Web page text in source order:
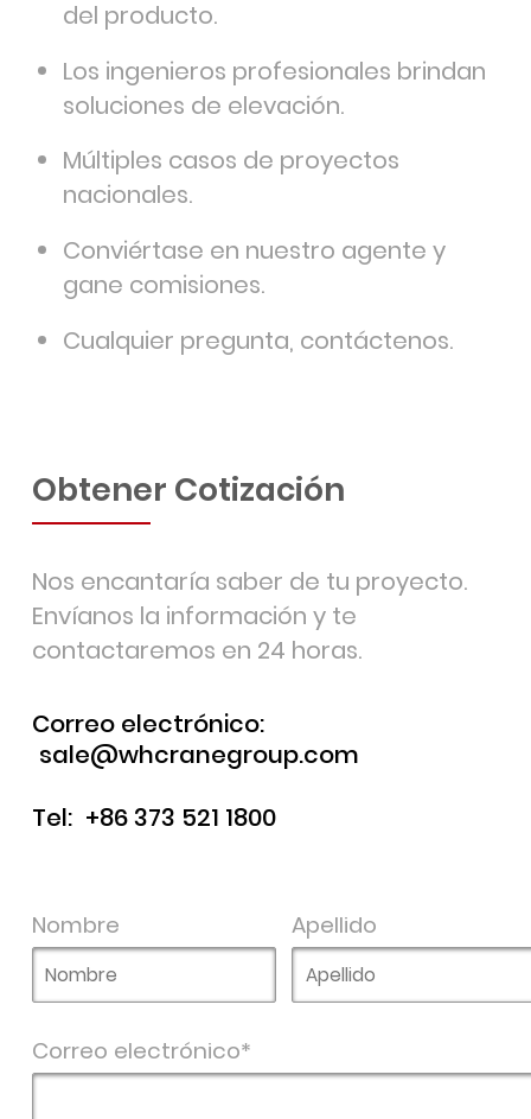
del producto.
Los ingenieros profesionales brindan
soluciones de elevación.
Múltiples casos de proyectos
nacionales.
Conviértase en nuestro agente y
gane comisiones.
Cualquier pregunta, contáctenos.
Obtener Cotización
Nos encantaría saber de tu proyecto.
Envíanos la información y te
contactaremos en 24 horas.
Correo electrónico:
sale@whcranegroup.com
Tel: +86 373 521 1800
Nombre Apellido
Correo electrónico*